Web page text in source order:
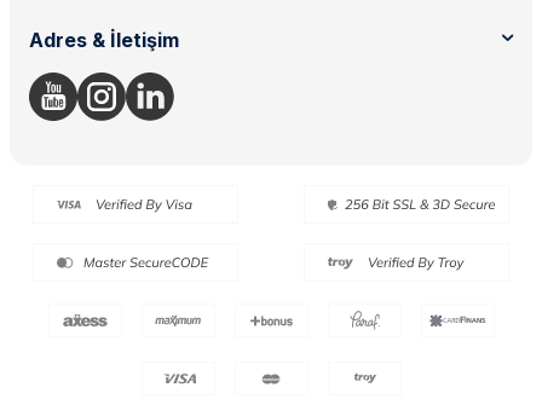
Adres & İletişim